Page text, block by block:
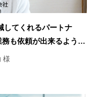
してくれるパートナ
も依頼が出来るように
様